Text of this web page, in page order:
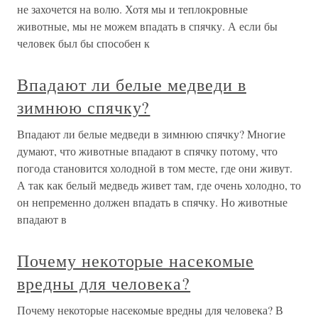
не захочется на волю. Хотя мы и теплокровные
животные, мы не можем впадать в спячку. А если бы
человек был бы способен к
Впадают ли белые медведи в
зимнюю спячку?
Впадают ли белые медведи в зимнюю спячку? Многие
думают, что животные впадают в спячку потому, что
погода становится холодной в том месте, где они живут.
А так как белый медведь живет там, где очень холодно, то
он непременно должен впадать в спячку. Но животные
впадают в
Почему некоторые насекомые
вредны для человека?
Почему некоторые насекомые вредны для человека? В